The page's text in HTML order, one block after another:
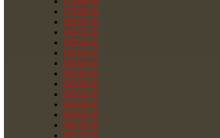
175/80/16
185/55/16
185/75/16
195/50/16
195/55/16
195/60/16
205/45/16
205/50/16
205/55/16
205/60/16
205/65/16
205/70/16
205/75/16